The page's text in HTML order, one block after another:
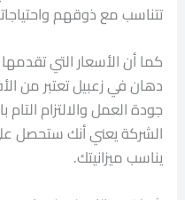
تتناسب مع ذوقهم
كما أن الأسعار التي
دهان في زعبيل تعتبر من
جودة العمل والالتزام
الشركة يعني أنك ستحصل
يناسب ميزانيتك.